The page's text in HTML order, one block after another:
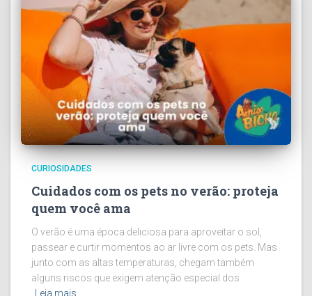
CURIOSIDADES
Cuidados com os pets no verão: proteja
quem você ama
O verão é uma época deliciosa para aproveitar o sol,
passear e curtir momentos ao ar livre com os pets. Mas
junto com as altas temperaturas, chegam também
alguns riscos que exigem atenção especial dos
Leia mais